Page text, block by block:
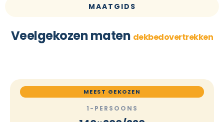
MAATGIDS
Veelgekozen maten dekbedovertrekken
MEEST GEKOZEN
1-PERSOONS